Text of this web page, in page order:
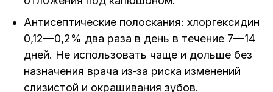
Антисептические полоскания: хлоргексидин
0,12—0,2% два раза в день в течение 7—14
дней. Не использовать чаще и дольше без
назначения врача из‑за риска изменений
слизистой и окрашивания зубов.